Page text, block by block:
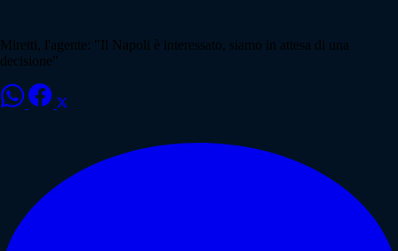
Miretti, l'agente: "Il Napoli è interessato, siamo in attesa di una
decisione"